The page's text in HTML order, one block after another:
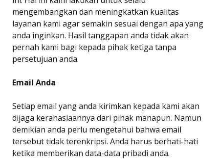
mengembangkan dan meningkatkan kualitas
layanan kami agar semakin sesuai dengan apa yang
anda inginkan. Hasil tanggapan anda tidak akan
pernah kami bagi kepada pihak ketiga tanpa
persetujuan anda.
Email Anda
Setiap email yang anda kirimkan kepada kami akan
dijaga kerahasiaannya dari pihak manapun. Namun
demikian anda perlu mengetahui bahwa email
tersebut tidak terenkripsi. Anda harus berhati-hati
ketika memberikan data-data pribadi anda.